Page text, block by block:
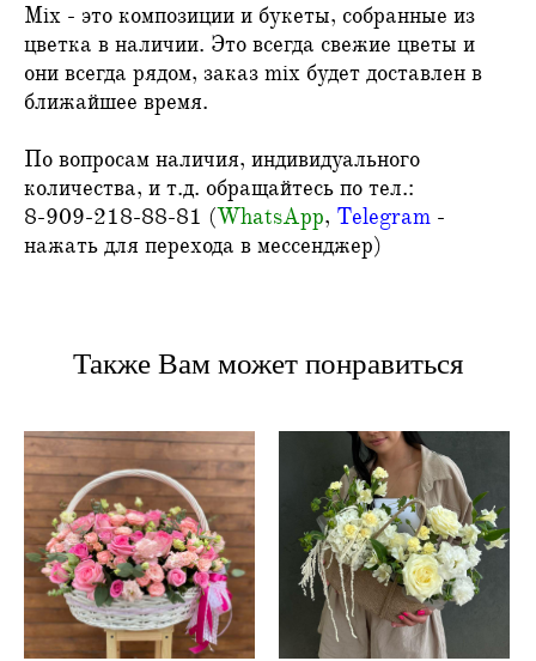
Mix - это композиции и букеты, собранные из
цветка в наличии. Это всегда свежие цветы и
они всегда рядом, заказ mix будет доставлен в
ближайшее время.
По вопросам наличия, индивидуального
количества, и т.д. обращайтесь по тел.:
8-909-218-88-81 (WhatsApp, Telegram -
нажать для перехода в мессенджер)
Также Вам может понравиться